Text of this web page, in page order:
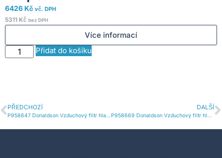
6426 Kč vč. DPH
5311 Kč bez DPH
Více informací
Přidat do košíku
PŘEDCHOZÍ
P958647 Donaldson Vzduchový filtr hlavní oválná vložka PowerCore
DALŠÍ
P958669 Donaldson Vzduchový filtr hlavní oválná vložka PowerCore